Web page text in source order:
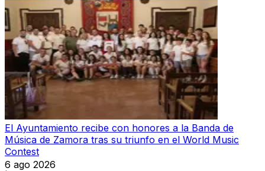
El Ayuntamiento recibe con honores a la Banda de
Música de Zamora tras su triunfo en el World Music
Contest
6 ago 2026